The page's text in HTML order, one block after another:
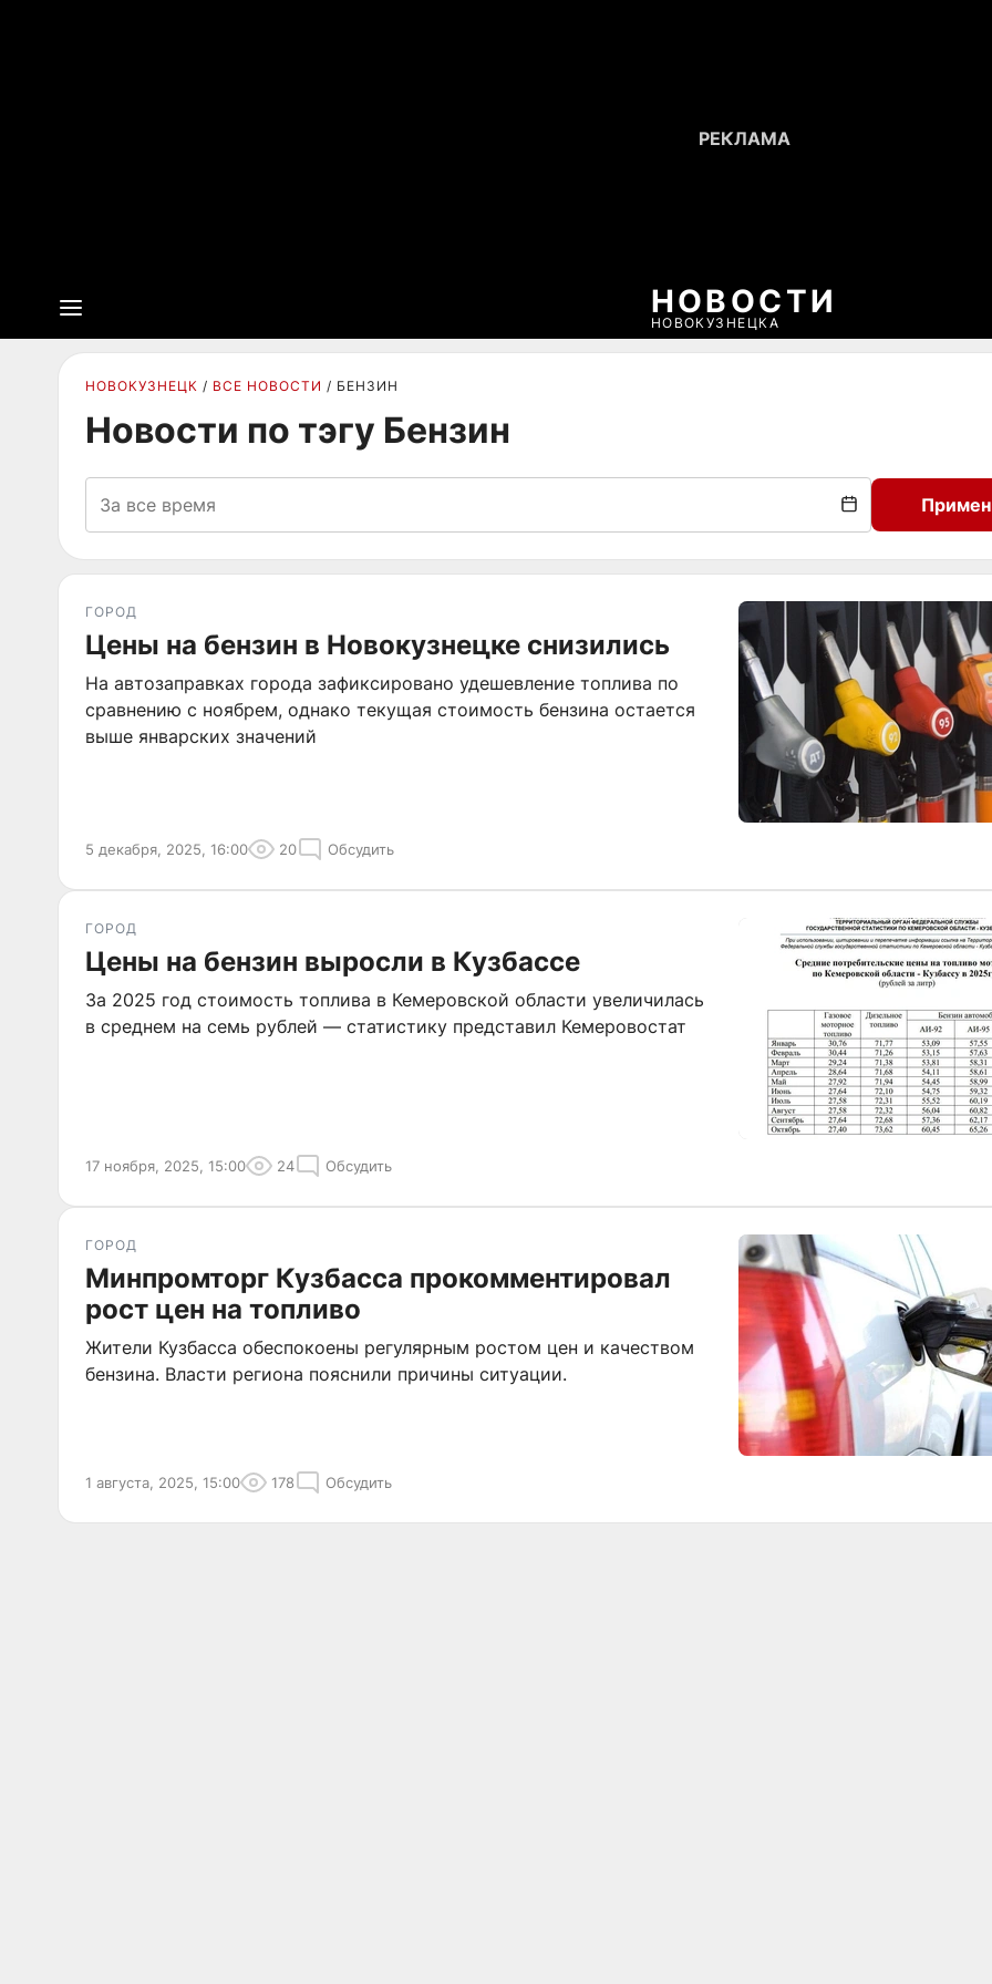
НОВОСТИ
НОВОКУЗНЕЦКА
НОВОКУЗНЕЦК ВСЕ НОВОСТИ БЕНЗИН
Новости по тэгу Бензин
ГОРОД
Цены на бензин в Новокузнецке снизились
На автозаправках города зафиксировано удешевление топлива по
сравнению с ноябрем, однако текущая стоимость бензина остается
выше январских значений
5 декабря, 2025, 16:00 20 Обсудить
ГОРОД
Цены на бензин выросли в Кузбассе
За 2025 год стоимость топлива в Кемеровской области увеличилась
в среднем на семь рублей — статистику представил Кемеровостат
17 ноября, 2025, 15:00 24 Обсудить
ГОРОД
Минпромторг Кузбасса прокомментировал
рост цен на топливо
Жители Кузбасса обеспокоены регулярным ростом цен и качеством
бензина. Власти региона пояснили причины ситуации.
1 августа, 2025, 15:00 178 Обсудить